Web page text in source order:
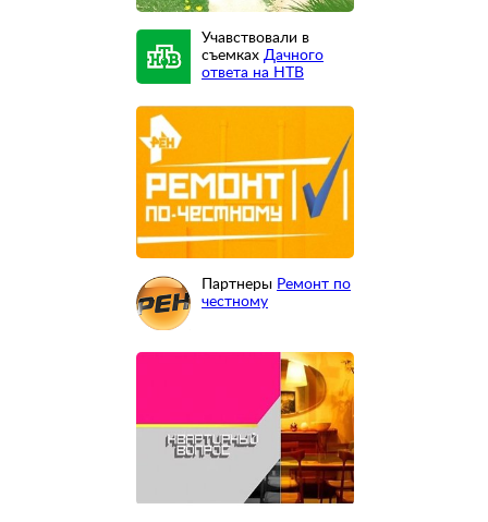
Учавствовали в
съемках Дачного
ответа на НТВ
Партнеры Ремонт по
честному